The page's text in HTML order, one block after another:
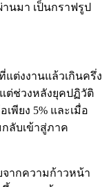
นมา เป็นกราฟรูป
ต่งงานแล้วเกินครึ่ง
ต่ช่วงหลังยุคปฏิวัติ
พียง 5% และเมื่อ
ลับเข้าสู่ภาค
ากความก้าวหน้า